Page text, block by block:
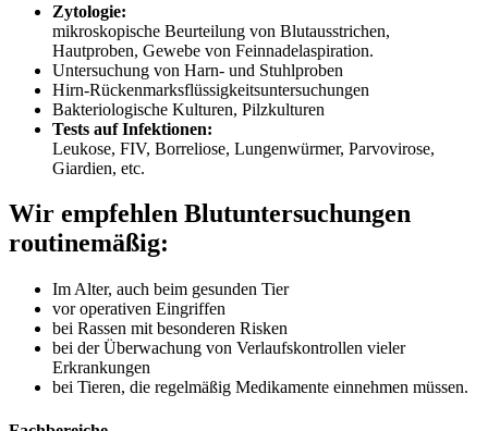
Zytologie:
mikroskopische Beurteilung von Blutausstrichen,
Hautproben, Gewebe von Feinnadelaspiration.
Untersuchung von Harn- und Stuhlproben
Hirn-Rückenmarksflüssigkeitsuntersuchungen
Bakteriologische Kulturen, Pilzkulturen
Tests auf Infektionen:
Leukose, FIV, Borreliose, Lungenwürmer, Parvovirose,
Giardien, etc.
Wir empfehlen Blutuntersuchungen
routinemäßig:
Im Alter, auch beim gesunden Tier
vor operativen Eingriffen
bei Rassen mit besonderen Risken
bei der Überwachung von Verlaufskontrollen vieler
Erkrankungen
bei Tieren, die regelmäßig Medikamente einnehmen müssen.